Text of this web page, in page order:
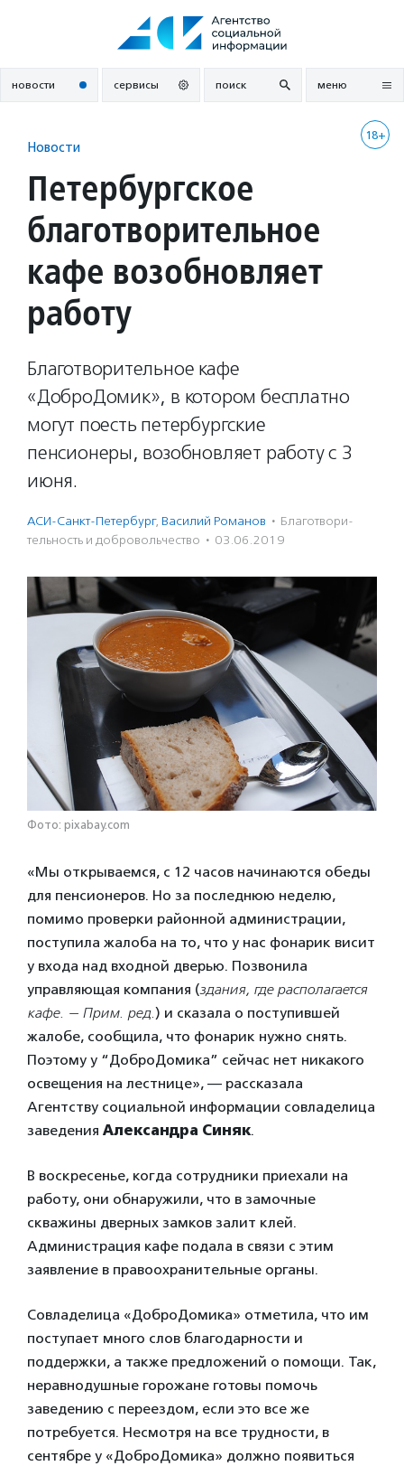
новости сервисы поиск меню
18+
Новости
Петербургское
благотворительное
кафе возобновляет
работу
Благотворительное кафе
«ДоброДомик», в котором бесплатно
могут поесть петербургские
пенсионеры, возобновляет работу с 3
июня.
АСИ-Санкт-Петербург, Василий Романов · Благотвори­
тель­ность и доброволь­чест­во · 03.06.2019
Фото: pixabay.com
«Мы открываемся, с 12 часов начинаются обеды
для пенсионеров. Но за последнюю неделю,
помимо проверки районной администрации,
поступила жалоба на то, что у нас фонарик висит
у входа над входной дверью. Позвонила
управляющая компания (здания, где располагается
кафе. — Прим. ред.) и сказала о поступившей
жалобе, сообщила, что фонарик нужно снять.
Поэтому у “ДоброДомика” сейчас нет никакого
освещения на лестнице», — рассказала
Агентству социальной информации совладелица
заведения Александра Синяк.
В воскресенье, когда сотрудники приехали на
работу, они обнаружили, что в замочные
скважины дверных замков залит клей.
Администрация кафе подала в связи с этим
заявление в правоохранительные органы.
Совладелица «ДоброДомика» отметила, что им
поступает много слов благодарности и
поддержки, а также предложений о помощи. Так,
неравнодушные горожане готовы помочь
заведению с переездом, если это все же
потребуется. Несмотря на все трудности, в
сентябре у «ДоброДомика» должно появиться